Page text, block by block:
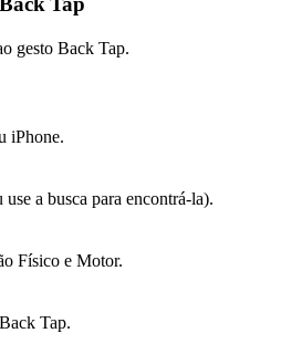
gesto Back Tap.
iPhone.
a busca para encontrá‑la).
Físico e Motor.
Tap.